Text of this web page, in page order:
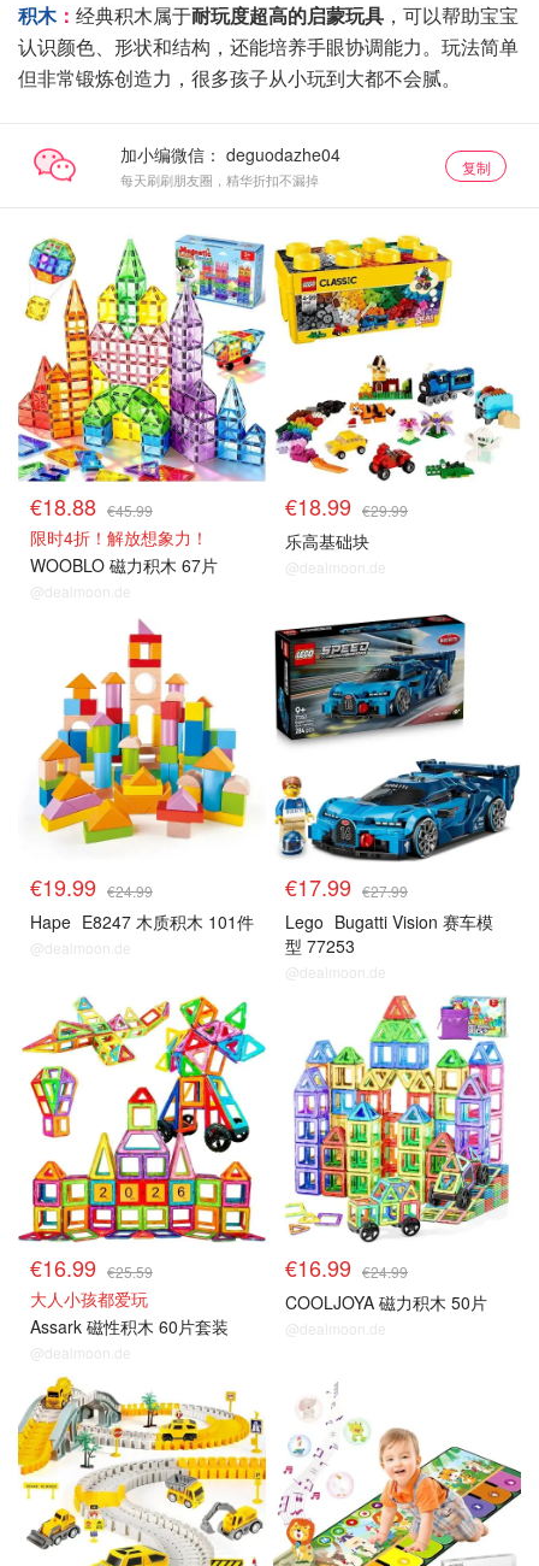
积木： 经典积木属于耐玩度超高的启蒙玩具 ，可以帮助宝宝
认识颜色、形状和结构，还能培养手眼协调能力。玩法简单
但非常锻炼创造力，很多孩子从小玩到大都不会腻。
加小编微信：
每天刷刷朋友圈，精华折扣不漏掉
复制
€18.88 €45.99
限时4折！解放想象力！
WOOBLO 磁力积木 67片
@dealmoon.de
€18.99 €29.99
乐高基础块
@dealmoon.de
€19.99 €24.99
Hape E8247 木质积木 101件
@dealmoon.de
€17.99 €27.99
Lego Bugatti Vision 赛车模
型 77253
@dealmoon.de
€16.99 €25.59
大人小孩都爱玩
Assark 磁性积木 60片套装
@dealmoon.de
€16.99 €24.99
COOLJOYA 磁力积木 50片
@dealmoon.de